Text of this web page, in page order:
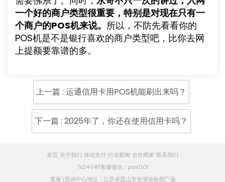
一个好的商户类型很重要，特别是对现在只有一
个商户的POS机来说。 所以，不防先看看你的
POS机是不是银行喜欢的商户类型吧，比你去网
上提额要靠谱的多。
上一篇 : 运通信用卡用POS机能刷出来吗？
下一篇 : 2025年了，你还在使用信用卡吗？
首页 关于我们 移动支付 行业新闻 合作商家 联系我们
7x24小时客服微信：pos00f
客服\投诉中心地址：江苏省昆山市张浦镇银都广场